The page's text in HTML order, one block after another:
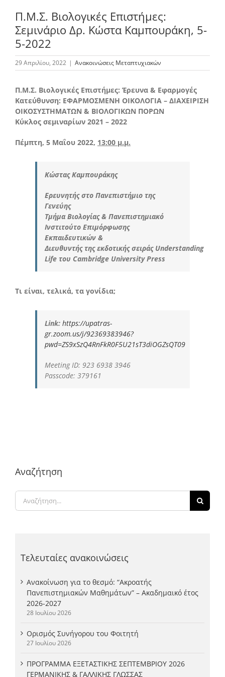
Το Τμήμα Βιολογίας
Μουσεία
Προπτυχιακές Σπουδές
Προσωπικό
Ανακοινώσεις
Π.Μ.Σ. Βιολογικές Επιστήμες:
Σεμινάριο Δρ. Κώστα Καμπουράκη, 5-
5-2022
29 Απριλίου, 2022 | Ανακοινώσεις Μεταπτυχιακών
Π.Μ.Σ. Βιολογικές Επιστήμες: Έρευνα & Εφαρμογές
Κατεύθυνση: ΕΦΑΡΜΟΣΜΕΝΗ ΟΙΚΟΛΟΓΙΑ – ΔΙΑΧΕΙΡΙΣΗ
ΟΙΚΟΣΥΣΤΗΜΑΤΩΝ & ΒΙΟΛΟΓΙΚΩΝ ΠΟΡΩΝ
Κύκλος σεμιναρίων 2021 – 2022
Πέμπτη, 5 Μαΐου 2022, 13:00 μ.μ.
Κώστας Καμπουράκης
Ερευνητής στο Πανεπιστήμιο της
Γενεύης
Τμήμα Βιολογίας & Πανεπιστημιακό
Ινστιτούτο Επιμόρφωσης
Εκπαιδευτικών &
Διευθυντής της εκδοτικής σειράςUnderstanding
Life του Cambridge University Press
Τι είναι, τελικά, τα γονίδια;
Link: https://upatras-
gr.zoom.us/j/92369383946?
pwd=ZS9xSzQ4RnFkR0F5U21sT3diOGZsQT09
Meeting ID: 923 6938 3946
Passcode: 379161
Αναζήτηση
Αναζήτηση
για:
Τελευταίες ανακοινώσεις
Ανακοίνωση για το θεσμό: “Ακροατής
Πανεπιστημιακών Μαθημάτων” – Ακαδημαικό έτος
2026-2027
28 Ιουλίου 2026
Ορισμός Συνήγορου του Φοιτητή
27 Ιουλίου 2026
ΠΡΟΓΡΑΜΜΑ ΕΞΕΤΑΣΤΙΚΗΣ ΣΕΠΤΕΜΒΡΙΟΥ 2026
ΓΕΡΜΑΝΙΚΗΣ & ΓΑΛΛΙΚΗΣ ΓΛΩΣΣΑΣ